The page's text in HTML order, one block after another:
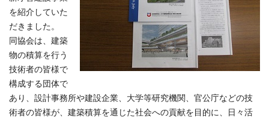
を紹介していた
だきました。
同協会は、建築
物の積算を行う
技術者の皆様で
構成する団体で
あり、設計事務所や建設企業、大学等研究機関、官公庁などの技
術者の皆様が、建築積算を通じた社会への貢献を目的に、日々活